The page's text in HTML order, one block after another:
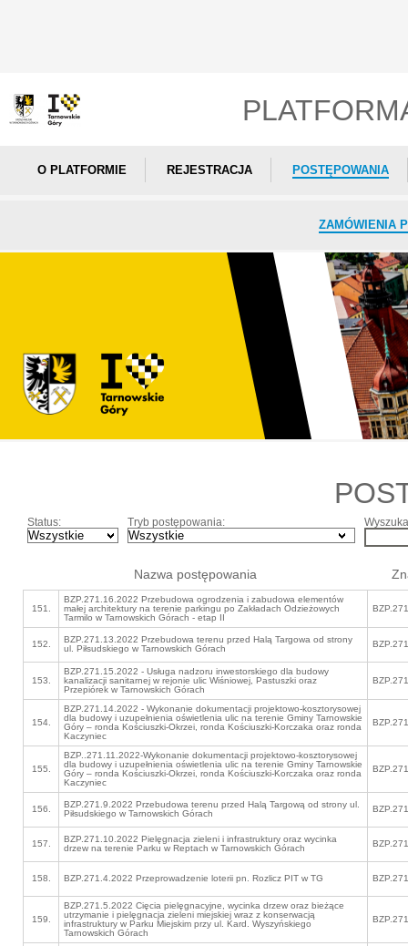
O PLATFORMIE REJESTRACJA POSTĘPOWANIA
ZAMÓWIENIA
Status: Tryb postępowania:
Nazwa postępowania
151.
BZP.271.16.2022 Przebudowa ogrodzenia i zabudowa elementów
małej architektury na terenie parkingu po Zakładach Odzieżowych
Tarmilo w Tarnowskich Górach - etap II
152.
BZP.271.13.2022 Przebudowa terenu przed Halą Targowa od strony
ul. Piłsudskiego w Tarnowskich Górach
153.
BZP.271.15.2022 - Usługa nadzoru inwestorskiego dla budowy
kanalizacji sanitarnej w rejonie ulic Wiśniowej, Pastuszki oraz
Przepiórek w Tarnowskich Górach
154.
BZP.271.14.2022 - Wykonanie dokumentacji projektowo-kosztorysowej
dla budowy i uzupełnienia oświetlenia ulic na terenie Gminy Tarnowskie
Góry – ronda Kościuszki-Okrzei, ronda Kościuszki-Korczaka oraz ronda
Kaczyniec
155.
BZP..271.11.2022-Wykonanie dokumentacji projektowo-kosztorysowej
dla budowy i uzupełnienia oświetlenia ulic na terenie Gminy Tarnowskie
Góry – ronda Kościuszki-Okrzei, ronda Kościuszki-Korczaka oraz ronda
Kaczyniec
156.
BZP.271.9.2022 Przebudowa terenu przed Halą Targową od strony ul.
Piłsudskiego w Tarnowskich Górach
157.
BZP.271.10.2022 Pielęgnacja zieleni i infrastruktury oraz wycinka
drzew na terenie Parku w Reptach w Tarnowskich Górach
158. BZP.271.4.2022 Przeprowadzenie loterii pn. Rozlicz PIT w TG
159.
BZP.271.5.2022 Cięcia pielęgnacyjne, wycinka drzew oraz bieżące
utrzymanie i pielęgnacja zieleni miejskiej wraz z konserwacją
infrastruktury w Parku Miejskim przy ul. Kard. Wyszyńskiego
Tarnowskich Górach